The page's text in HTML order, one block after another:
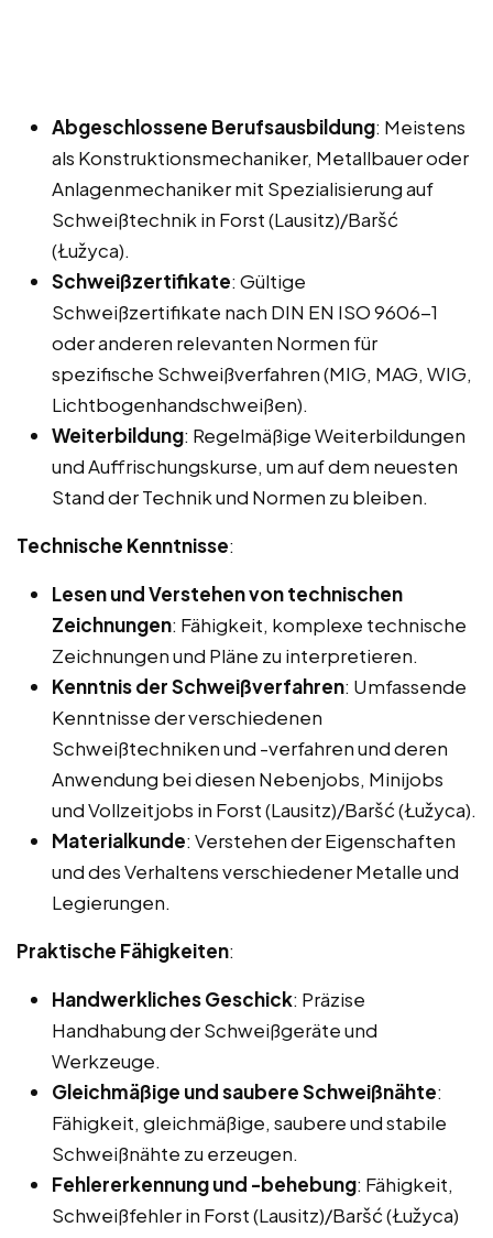
Abgeschlossene Berufsausbildung: Meistens
als Konstruktionsmechaniker, Metallbauer oder
Anlagenmechaniker mit Spezialisierung auf
Schweißtechnik in Forst (Lausitz)/Baršć
(Łužyca).
Schweißzertifikate: Gültige
Schweißzertifikate nach DIN EN ISO 9606-1
oder anderen relevanten Normen für
spezifische Schweißverfahren (MIG, MAG, WIG,
Lichtbogenhandschweißen).
Weiterbildung: Regelmäßige Weiterbildungen
und Auffrischungskurse, um auf dem neuesten
Stand der Technik und Normen zu bleiben.
Technische Kenntnisse:
Lesen und Verstehen von technischen
Zeichnungen: Fähigkeit, komplexe technische
Zeichnungen und Pläne zu interpretieren.
Kenntnis der Schweißverfahren: Umfassende
Kenntnisse der verschiedenen
Schweißtechniken und -verfahren und deren
Anwendung bei diesen Nebenjobs, Minijobs
und Vollzeitjobs in Forst (Lausitz)/Baršć (Łužyca).
Materialkunde: Verstehen der Eigenschaften
und des Verhaltens verschiedener Metalle und
Legierungen.
Praktische Fähigkeiten:
Handwerkliches Geschick: Präzise
Handhabung der Schweißgeräte und
Werkzeuge.
Gleichmäßige und saubere Schweißnähte:
Fähigkeit, gleichmäßige, saubere und stabile
Schweißnähte zu erzeugen.
Fehlererkennung und -behebung: Fähigkeit,
Schweißfehler in Forst (Lausitz)/Baršć (Łužyca)